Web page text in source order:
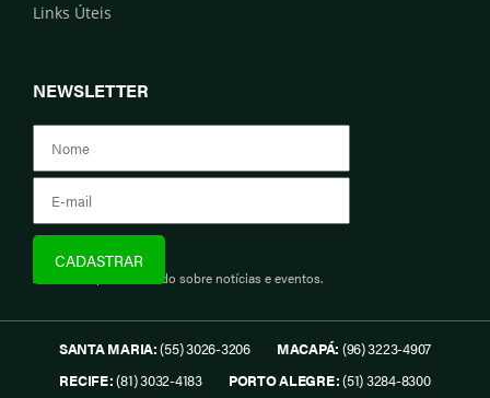
Links Úteis
NEWSLETTER
Assine e fique informado sobre notícias e eventos.
SANTA MARIA:(55) 3026-3206 MACAPÁ: (96) 3223-4907
RECIFE:(81) 3032-4183 PORTO ALEGRE:(51) 3284-8300